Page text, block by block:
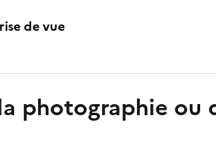
de vue
photographie ou